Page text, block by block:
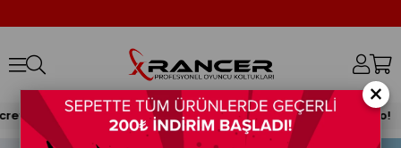
Tüm Ürünlerde Ücretsiz Kargo!
×